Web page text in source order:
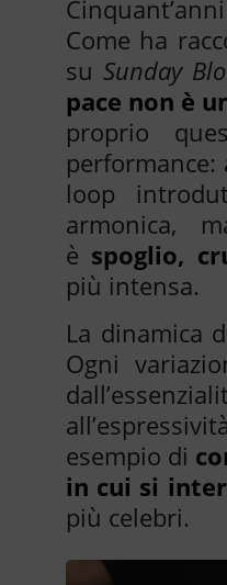
Come ha
su Sunday
pace non è
proprio
loop
armonica,
è spoglio,
più intensa.
La dinamica
Ogni
esempio di
in cui si
più celebri.